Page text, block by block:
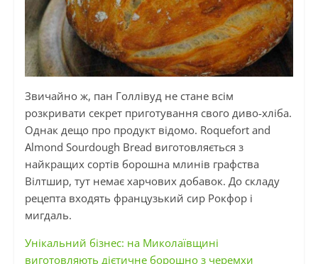
Звичайно ж, пан Голлівуд не стане всім
розкривати секрет приготування свого диво-хліба.
Однак дещо про продукт відомо. Roquefort and
Almond Sourdough Bread виготовляється з
найкращих сортів борошна млинів графства
Вілтшир, тут немає харчових добавок. До складу
рецепта входять французький сир Рокфор і
мигдаль.
Унікальний бізнес: на Миколаївщині
виготовляють дієтичне борошно з черемхи